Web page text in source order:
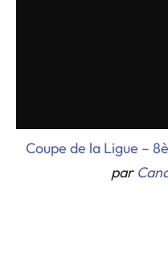
Coupe de la Ligue –
par